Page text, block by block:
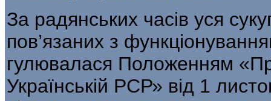
За радянських часів уся
пов’язаних з
гулювалася Положенням
Українській РСР» від 1